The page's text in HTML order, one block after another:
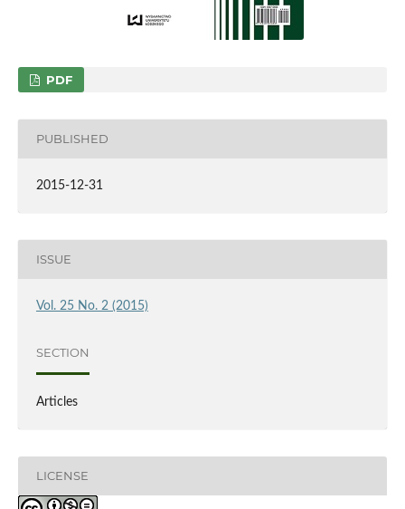
PDF
PUBLISHED
2015-12-31
ISSUE
Vol. 25 No. 2 (2015)
SECTION
Articles
LICENSE